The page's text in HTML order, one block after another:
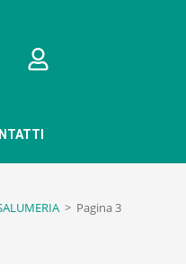
> Pagina 3